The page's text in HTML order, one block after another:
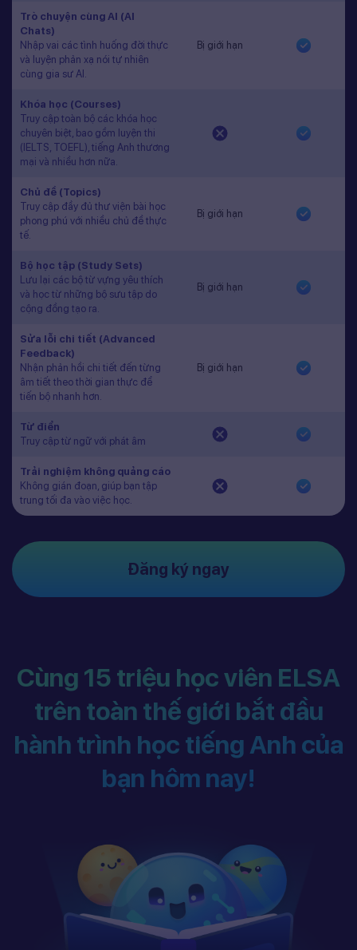
Trò chuyện cùng AI (AI
Chats)
Nhập vai các tình huống đời thực
và luyện phản xạ nói tự nhiên
cùng gia sư AI.
Bị giới hạn
Khóa học (Courses)
Truy cập toàn bộ các khóa học
chuyên biệt, bao gồm luyện thi
(IELTS, TOEFL), tiếng Anh thương
mại và nhiều hơn nữa.
Chủ đề (Topics)
Truy cập đầy đủ thư viện bài học
phong phú với nhiều chủ đề thực
tế.
Bị giới hạn
Bộ học tập (Study Sets)
Lưu lại các bộ từ vựng yêu thích
và học từ những bộ sưu tập do
cộng đồng tạo ra.
Bị giới hạn
Sửa lỗi chi tiết (Advanced
Feedback)
Nhận phản hồi chi tiết đến từng
âm tiết theo thời gian thực để
tiến bộ nhanh hơn.
Bị giới hạn
Từ điển
Truy cập từ ngữ với phát âm
Trải nghiệm không quảng cáo
Không gián đoạn, giúp bạn tập
trung tối đa vào việc học.
Đăng ký ngay
Cùng 15 triệu học viên ELSA
trên toàn thế giới bắt đầu
hành trình học tiếng Anh của
bạn hôm nay!